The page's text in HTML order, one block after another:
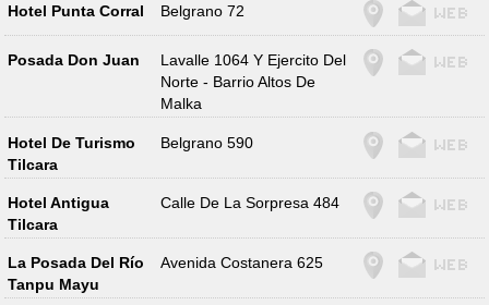
Hotel Punta Corral Belgrano 72
Posada Don Juan
Lavalle 1064 Y Ejercito Del
Norte - Barrio Altos De
Malka
Hotel De Turismo
Tilcara
Belgrano 590
Hotel Antigua
Tilcara
Calle De La Sorpresa 484
La Posada Del Río
Tanpu Mayu
Avenida Costanera 625